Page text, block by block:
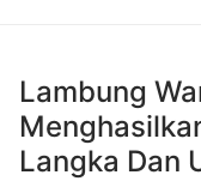
Lambung
Langka Dan